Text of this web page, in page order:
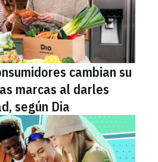
cambian su
marcas al darles
según Dia